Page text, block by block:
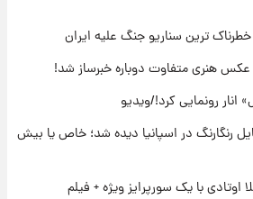
مسی عزادار شد! + جزئیات
ترین سناریو جنگ علیه ایران
هنری متفاوت دوباره خبرساز شد!
رونمایی کرد!/ویدیو
رنگارنگ در اسپانیا دیده شد؛ خاص یا بیش